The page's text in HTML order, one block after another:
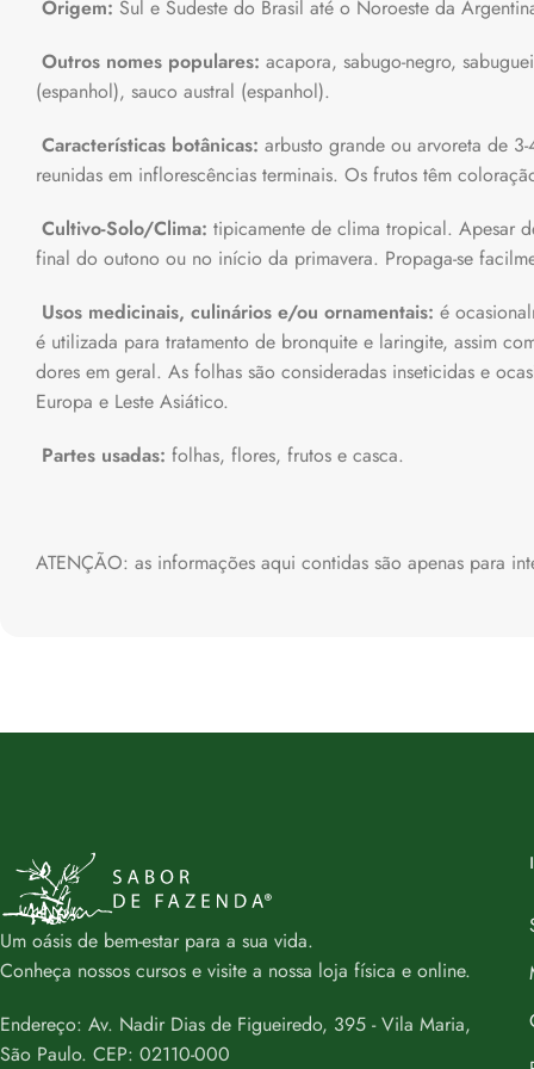
Origem: Sul e Sudeste do Brasil até o Noroeste da
Outros nomes populares: acapora, sabugo-negro,
(espanhol), sauco austral (espanhol).
Características botânicas: arbusto grande ou arvoreta de
reunidas em inflorescências terminais. Os frutos têm
Cultivo-Solo/Clima: tipicamente de clima tropical. Apesar
final do outono ou no início da primavera. Propaga-se
Usos medicinais, culinários e/ou ornamentais: é
é utilizada para tratamento de bronquite e laringite, assim
dores em geral. As folhas são consideradas inseticidas e
Europa e Leste Asiático.
Partes usadas: folhas, flores, frutos e casca.
ATENÇÃO: as informações aqui contidas são apenas para
Um oásis de bem-estar para a sua vida.
Conheça nossos cursos e visite a nossa loja física e online.
Endereço: Av. Nadir Dias de Figueiredo, 395 - Vila Maria,
São Paulo. CEP: 02110-000